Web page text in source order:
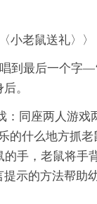
小老鼠送礼〉〉
到最后一个字
。
：同座两人游戏
的什么地方抓老
的手，老鼠将手
示的方法帮助